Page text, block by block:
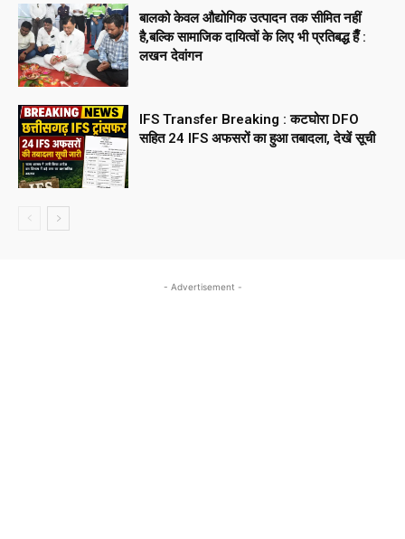
बालको केवल औद्योगिक उत्पादन तक सीमित नहीं
है,बल्कि सामाजिक दायित्वों के लिए भी प्रतिबद्ध हैँ :
लखन देवांगन
IFS Transfer Breaking : कटघोरा DFO
सहित 24 IFS अफसरों का हुआ तबादला, देखें सूची
- Advertisement -